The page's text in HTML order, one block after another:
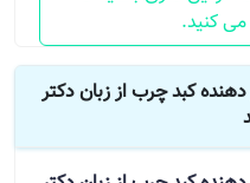
می کنید.
کبد چرب از زبان دکتر